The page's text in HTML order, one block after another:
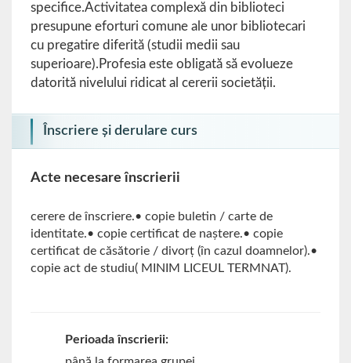
specifice.Activitatea complexă din biblioteci
presupune eforturi comune ale unor bibliotecari
cu pregatire diferită (studii medii sau
superioare).Profesia este obligată să evolueze
datorită nivelului ridicat al cererii societăţii.
Înscriere și derulare curs
Acte necesare înscrierii
cerere de înscriere.• copie buletin / carte de
identitate.• copie certificat de naştere.• copie
certificat de căsătorie / divorţ (în cazul doamnelor).•
copie act de studiu( MINIM LICEUL TERMNAT).
Perioada înscrierii: